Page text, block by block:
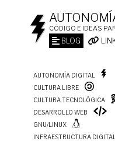
CÓDIGO E IDEAS
BLOG
AUTONOMÍA DIGITAL
CULTURA LIBRE
CULTURA TECNOLÓGICA
DESARROLLO WEB
GNU/LINUX
INFRAESTRUCTURA DIGITAL